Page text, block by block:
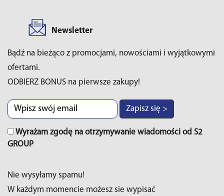
Newsletter
Bądź na bieżąco z promocjami, nowościami i wyjątkowymi
ofertami.
ODBIERZ BONUS na pierwsze zakupy!
Zapisz się >
Wyrażam zgodę na otrzymywanie wiadomości od S2
GROUP
Nie wysyłamy spamu!
W każdym momencie możesz sie wypisać